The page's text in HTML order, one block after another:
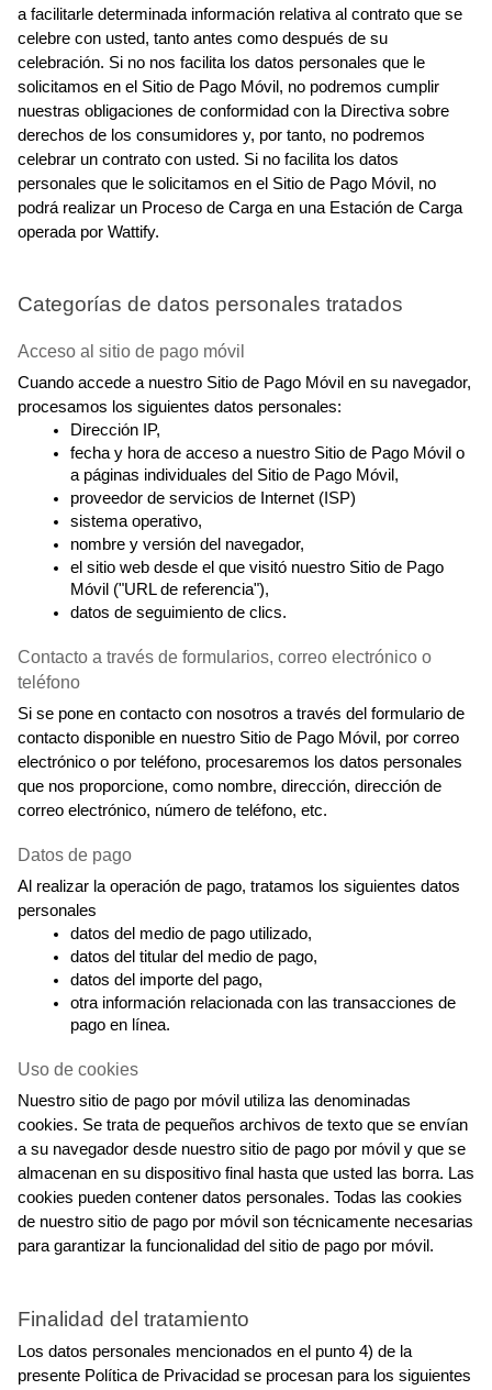
a facilitarle determinada información relativa al contrato que se
celebre con usted, tanto antes como después de su
celebración. Si no nos facilita los datos personales que le
solicitamos en el Sitio de Pago Móvil, no podremos cumplir
nuestras obligaciones de conformidad con la Directiva sobre
derechos de los consumidores y, por tanto, no podremos
celebrar un contrato con usted. Si no facilita los datos
personales que le solicitamos en el Sitio de Pago Móvil, no
podrá realizar un Proceso de Carga en una Estación de Carga
operada por Wattify.
Categorías de datos personales tratados
Acceso al sitio de pago móvil
Cuando accede a nuestro Sitio de Pago Móvil en su navegador,
procesamos los siguientes datos personales:
Dirección IP,
fecha y hora de acceso a nuestro Sitio de Pago Móvil o
a páginas individuales del Sitio de Pago Móvil,
proveedor de servicios de Internet (ISP)
sistema operativo,
nombre y versión del navegador,
el sitio web desde el que visitó nuestro Sitio de Pago
Móvil ("URL de referencia"),
datos de seguimiento de clics.
Contacto a través de formularios, correo electrónico o
teléfono
Si se pone en contacto con nosotros a través del formulario de
contacto disponible en nuestro Sitio de Pago Móvil, por correo
electrónico o por teléfono, procesaremos los datos personales
que nos proporcione, como nombre, dirección, dirección de
correo electrónico, número de teléfono, etc.
Datos de pago
Al realizar la operación de pago, tratamos los siguientes datos
personales
datos del medio de pago utilizado,
datos del titular del medio de pago,
datos del importe del pago,
otra información relacionada con las transacciones de
pago en línea.
Uso de cookies
Nuestro sitio de pago por móvil utiliza las denominadas
cookies. Se trata de pequeños archivos de texto que se envían
a su navegador desde nuestro sitio de pago por móvil y que se
almacenan en su dispositivo final hasta que usted las borra. Las
cookies pueden contener datos personales. Todas las cookies
de nuestro sitio de pago por móvil son técnicamente necesarias
para garantizar la funcionalidad del sitio de pago por móvil.
Finalidad del tratamiento
Los datos personales mencionados en el punto 4) de la
presente Política de Privacidad se procesan para los siguientes